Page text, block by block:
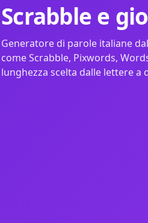
Scrabble e
Generatore di parole italiane
come Scrabble, Pixwords,
lunghezza scelta dalle lettere a